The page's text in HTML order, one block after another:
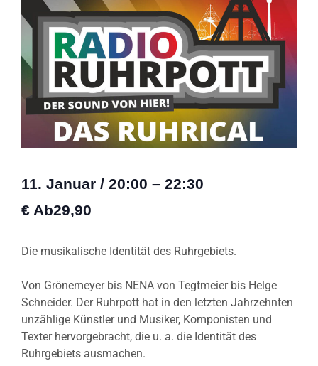
11. Januar / 20:00 – 22:30
€ Ab29,90
Die musikalische Identität des Ruhrgebiets.
Von Grönemeyer bis NENA von Tegtmeier bis Helge
Schneider. Der Ruhrpott hat in den letzten Jahrzehnten
unzählige Künstler und Musiker, Komponisten und
Texter hervorgebracht, die u. a. die Identität des
Ruhrgebiets ausmachen.